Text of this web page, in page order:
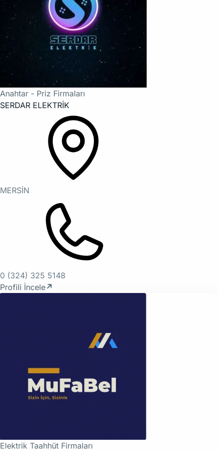
Anahtar - Priz Firmaları
SERDAR ELEKTRİK
MERSİN
0 (324) 325 5148
Profili İncele↗
Elektrik Taahhüt Firmaları